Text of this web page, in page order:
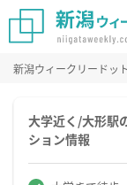
新潟ウィークリードッ
大学近く/大形駅
ション情報